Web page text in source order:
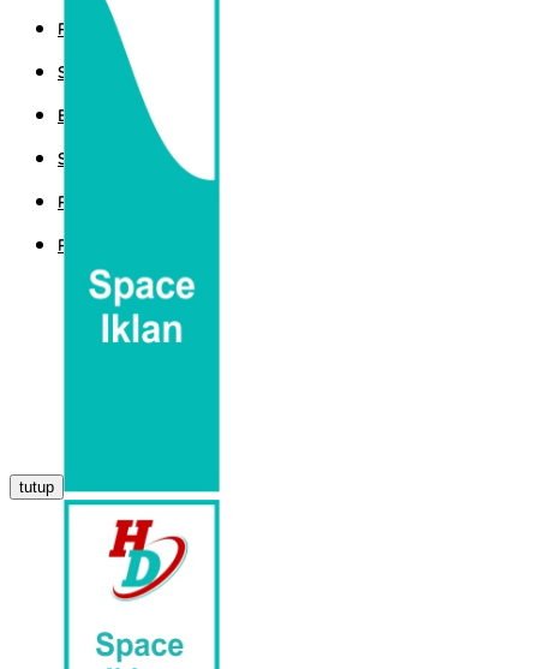
POLITIK
SPORT
EKBIS
SAINTEK
PEMERINTAHAN
PARLEMEN
tutup